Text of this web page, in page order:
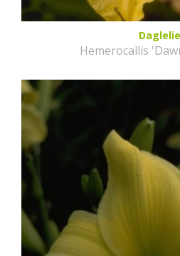
Daglelie
Hemerocallis